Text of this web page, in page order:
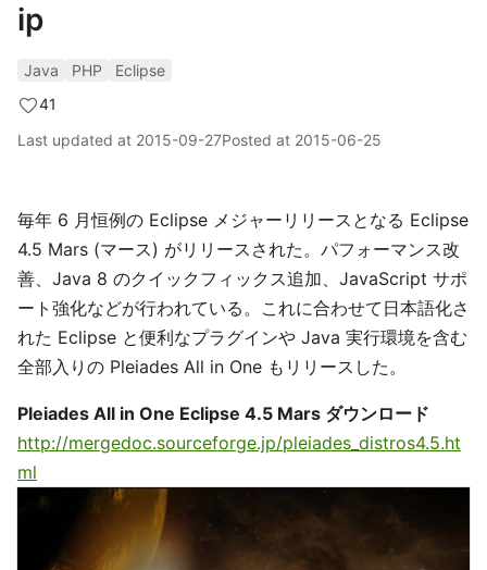
ip
Java PHP
Eclipse
41
Last updated at 2015-09-27Posted at 2015-06-25
毎年 6 月恒例の Eclipse メジャーリリースとなる Eclipse
4.5 Mars (マース) がリリースされた。パフォーマンス改
善、Java 8 のクイックフィックス追加、JavaScript サポ
ート強化などが行われている。これに合わせて日本語化さ
れた Eclipse と便利なプラグインや Java 実行環境を含む
全部入りの Pleiades All in One もリリースした。
Pleiades All in One Eclipse 4.5 Mars ダウンロード
http://mergedoc.sourceforge.jp/pleiades_distros4.5.ht
ml